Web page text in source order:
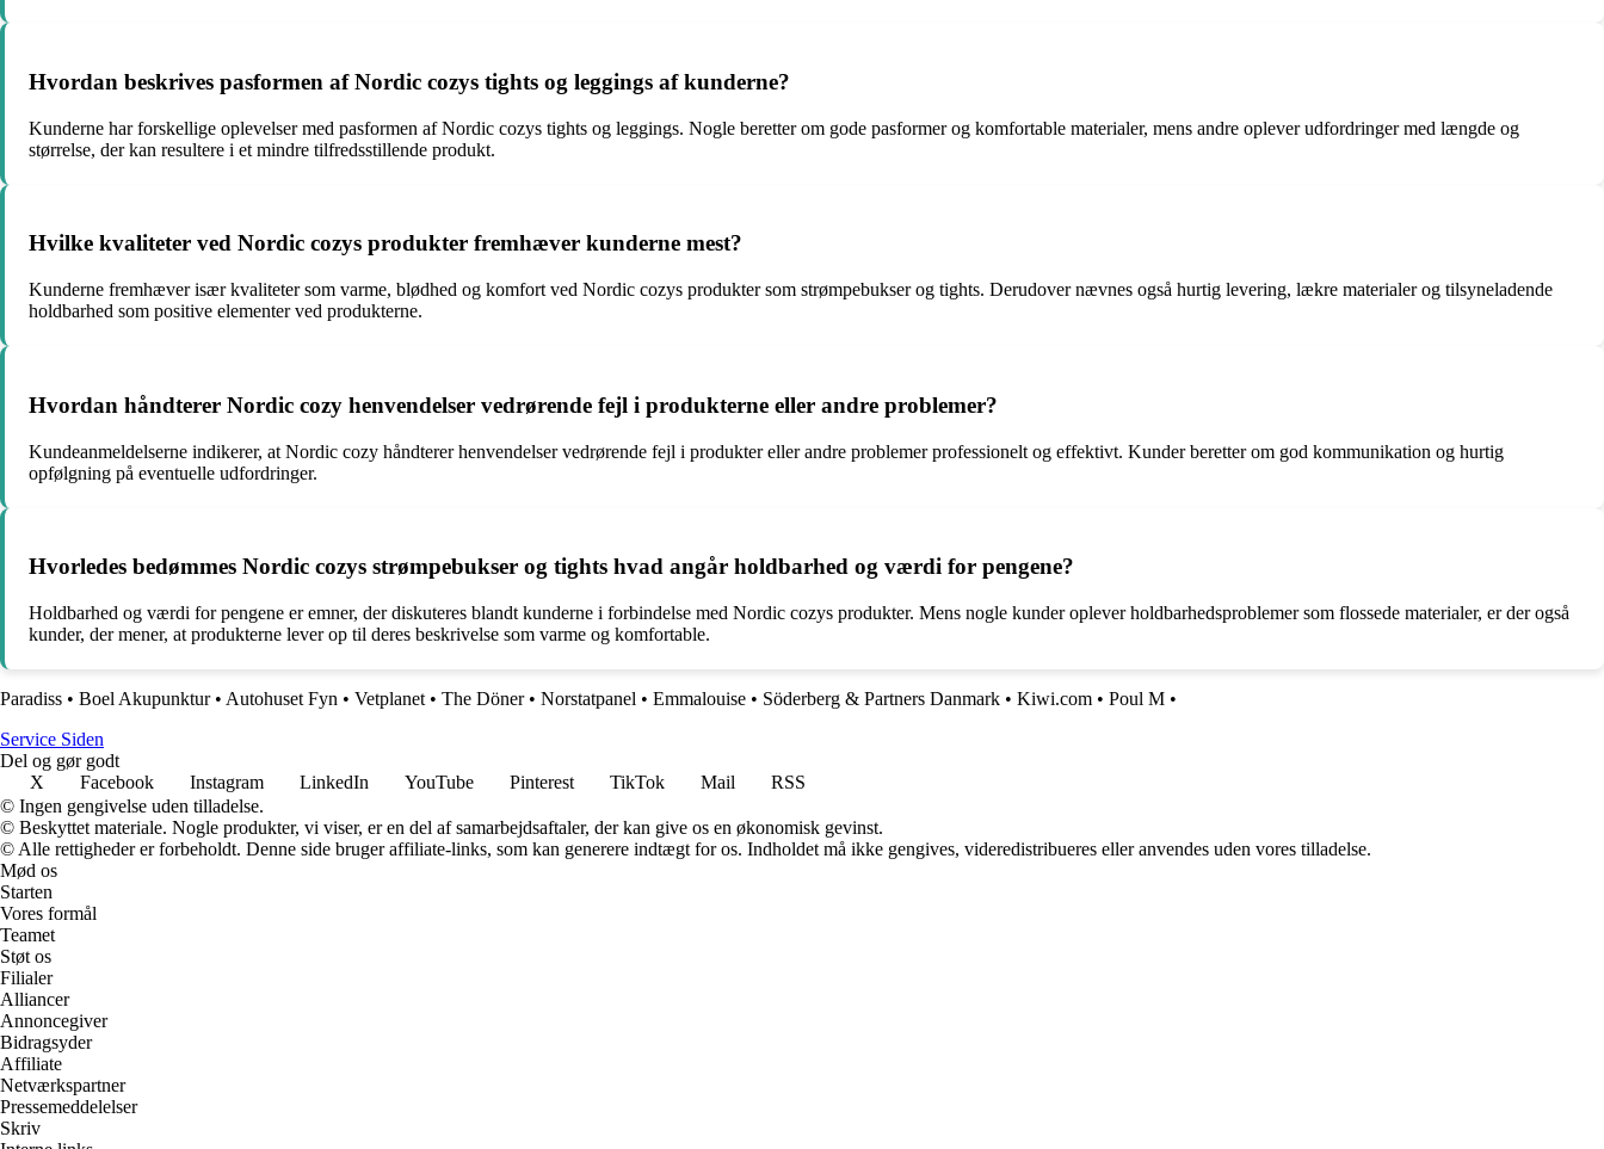
Hvordan beskrives pasformen af Nordic cozys tights og leggings af kunderne?
Kunderne har forskellige oplevelser med pasformen af Nordic cozys tights og leggings. Nogle beretter om gode pasformer og komfortable materialer, mens andre oplever udfordringer med længde og
størrelse, der kan resultere i et mindre tilfredsstillende produkt.
Hvilke kvaliteter ved Nordic cozys produkter fremhæver kunderne mest?
Kunderne fremhæver især kvaliteter som varme, blødhed og komfort ved Nordic cozys produkter som strømpebukser og tights. Derudover nævnes også hurtig levering, lækre materialer og tilsyneladende
holdbarhed som positive elementer ved produkterne.
Hvordan håndterer Nordic cozy henvendelser vedrørende fejl i produkterne eller andre problemer?
Kundeanmeldelserne indikerer, at Nordic cozy håndterer henvendelser vedrørende fejl i produkter eller andre problemer professionelt og effektivt. Kunder beretter om god kommunikation og hurtig
opfølgning på eventuelle udfordringer.
Hvorledes bedømmes Nordic cozys strømpebukser og tights hvad angår holdbarhed og værdi for pengene?
Holdbarhed og værdi for pengene er emner, der diskuteres blandt kunderne i forbindelse med Nordic cozys produkter. Mens nogle kunder oplever holdbarhedsproblemer som flossede materialer, er der også
kunder, der mener, at produkterne lever op til deres beskrivelse som varme og komfortable.
Paradiss • Boel Akupunktur• Autohuset Fyn • Vetplanet • The Döner• Norstatpanel • Emmalouise • Söderberg & Partners Danmark • Kiwi.com • Poul M •
Service Siden
Del og gør godt
X
Facebook Instagram LinkedIn YouTube Pinterest TikTok Mail
RSS
© Ingen gengivelse uden tilladelse.
© Beskyttet materiale. Nogle produkter, vi viser, er en del af samarbejdsaftaler, der kan give os en økonomisk gevinst.
© Alle rettigheder er forbeholdt. Denne side bruger affiliate-links, som kan generere indtægt for os. Indholdet må ikke gengives, videredistribueres eller anvendes uden vores tilladelse.
Mød os
Starten
Vores formål
Teamet
Støt os
Filialer
Alliancer
Annoncegiver
Bidragsyder
Affiliate
Netværkspartner
Pressemeddelelser
Skriv